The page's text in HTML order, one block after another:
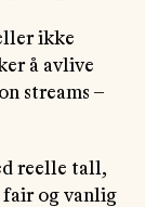
ikke
å avlive
streams –
reelle tall,
fair og vanlig